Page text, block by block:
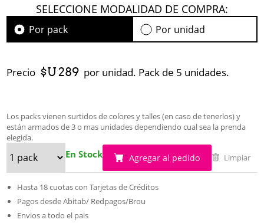
SELECCIONE MODALIDAD DE COMPRA:
Por pack Por unidad
Precio $U 289 por unidad. Pack de 5 unidades.
Los packs vienen surtidos de colores y talles (en caso de tenerlos) y
están armados de 3 o mas unidades dependiendo cual sea la prenda
elegida.
En Stock Agregar al pedido Limpiar
Hasta 18 cuotas con Tarjetas de Créditos
Pagos desde Abitab/ Redpagos/Brou
Envios a todo el pais